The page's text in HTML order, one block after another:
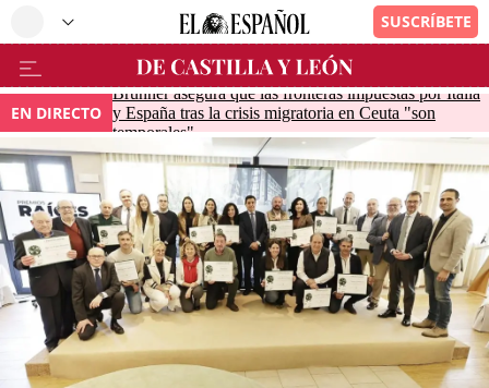
EN DIRECTO
Brunner asegura que las fronteras impuestas por Italia
y España tras la crisis migratoria en Ceuta "son
temporales"